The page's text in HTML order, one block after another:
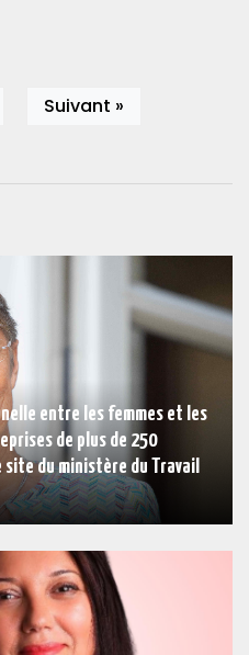
Suivant »
entre les femmes et les
de plus de 250
du ministère du Travail